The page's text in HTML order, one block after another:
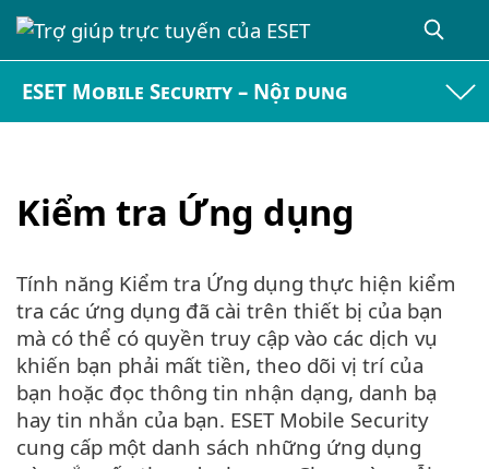
ESET Mobile Security – Nội dung
Kiểm tra Ứng dụng
Tính năng Kiểm tra Ứng dụng thực hiện kiểm
tra các ứng dụng đã cài trên thiết bị của bạn
mà có thể có quyền truy cập vào các dịch vụ
khiến bạn phải mất tiền, theo dõi vị trí của
bạn hoặc đọc thông tin nhận dạng, danh bạ
hay tin nhắn của bạn. ESET Mobile Security
cung cấp một danh sách những ứng dụng